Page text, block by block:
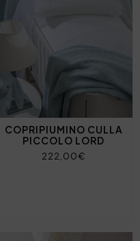
COPRIPIUMINO CULLA
PICCOLO LORD
222,00€